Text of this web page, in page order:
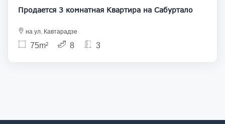
Продается 3 комнатная Квартира на Сабуртало
на ул. Кавтарадзе
75m² 8 3